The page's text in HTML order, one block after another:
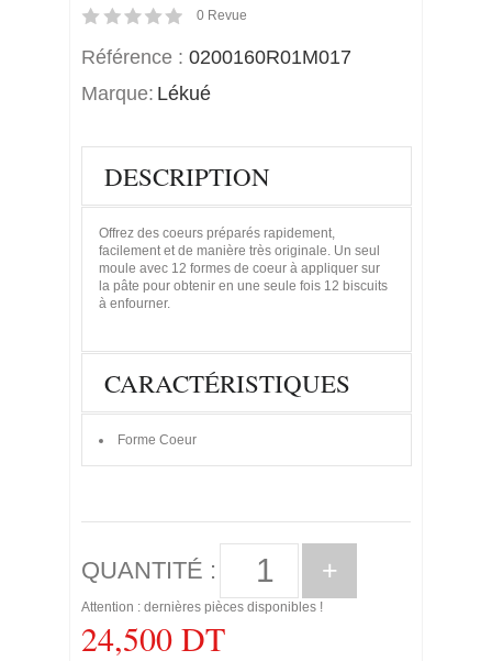
0 Revue
Référence : 0200160R01M017
Marque: Lékué
DESCRIPTION
Offrez des coeurs préparés rapidement,
facilement et de manière très originale. Un seul
moule avec 12 formes de coeur à appliquer sur
la pâte pour obtenir en une seule fois 12 biscuits
à enfourner.
CARACTÉRISTIQUES
Forme Coeur
QUANTITÉ : +
Attention : dernières pièces disponibles !
24,500 DT